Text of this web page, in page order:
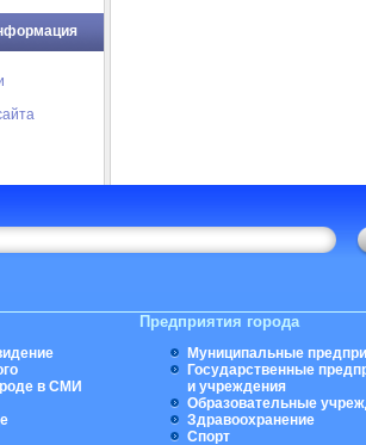
в СМИ
Предприятия города
Муниципальные
Государственные
и учреждения
Образовательные
Здравоохранение
Спорт